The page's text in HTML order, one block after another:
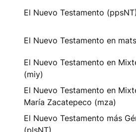
El Nuevo Testamento (ppsNT)
El Nuevo Testamento en
El Nuevo Testamento en
(miy)
El Nuevo Testamento en
María Zacatepeco (mza)
El Nuevo Testamento más
(plsNT)